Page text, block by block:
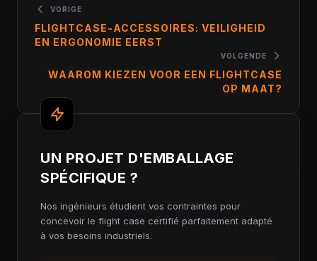
VORIGE
FLIGHTCASE-ACCESSOIRES: VEILIGHEID
EN ERGONOMIE EERST
VOLGENDE
WAAROM KIEZEN VOOR EEN FLIGHTCASE
OP MAAT?
UN PROJET D'EMBALLAGE
SPÉCIFIQUE ?
Nos ingénieurs étudient vos contraintes pour
concevoir le flight case certifié parfaitement adapté
à vos besoins industriels.